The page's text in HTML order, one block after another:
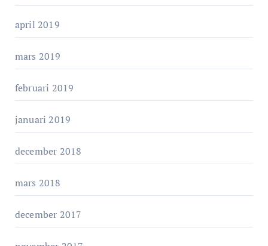
april 2019
mars 2019
februari 2019
januari 2019
december 2018
mars 2018
december 2017